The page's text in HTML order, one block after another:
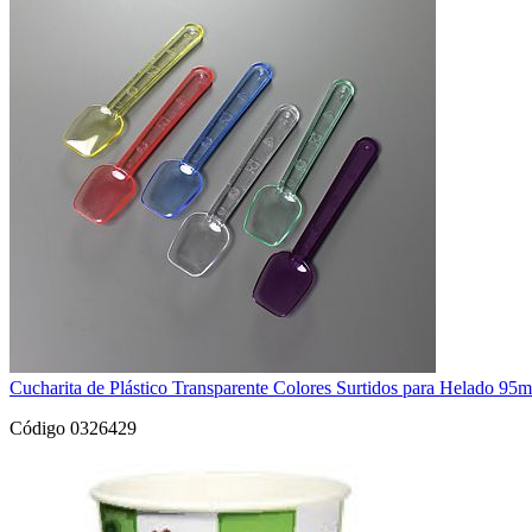
Cucharita de Plástico Transparente Colores Surtidos para Helado
Código 0326429